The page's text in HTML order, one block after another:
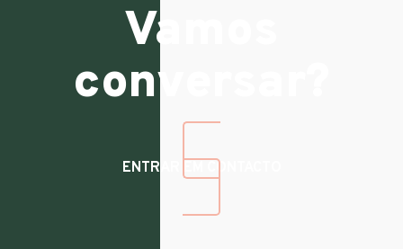
Vamos
conversar?
ENTRAR EM CONTACTO